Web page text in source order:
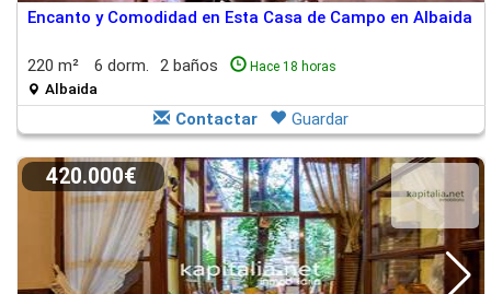
Encanto y Comodidad en Esta Casa de Campo en Albaida
220 m² 6 dorm. 2 baños Hace 18 horas
Albaida
Contactar Guardar
420.000€